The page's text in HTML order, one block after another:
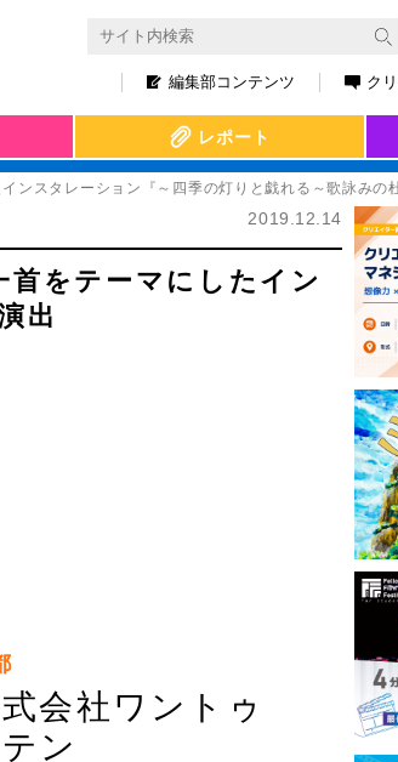
編集部コンテンツ ク
レポート
ンスタレーション『～四季の灯りと戯れる～歌詠みの
2019.12.14
首をテーマにしたイン
出
会社ワントゥ
ン